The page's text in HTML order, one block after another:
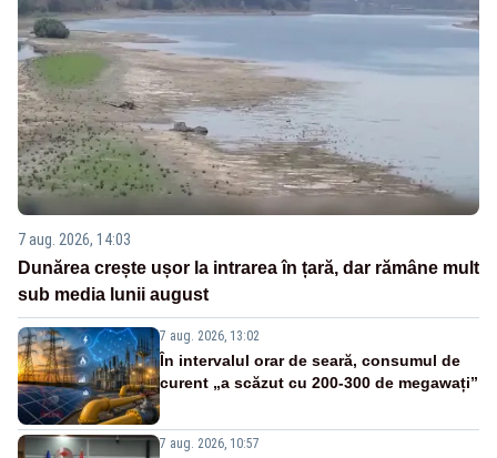
7 aug. 2026, 14:03
Dunărea crește ușor la intrarea în țară, dar rămâne mult
sub media lunii august
7 aug. 2026, 13:02
În intervalul orar de seară, consumul de
curent „a scăzut cu 200-300 de megawați”
7 aug. 2026, 10:57